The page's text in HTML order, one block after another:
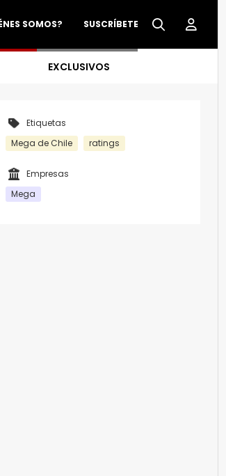
SUSCRÍBETE
SOMOS?
EXCLUSIVOS
Etiquetas
Mega de Chile
ratings
Empresas
Mega